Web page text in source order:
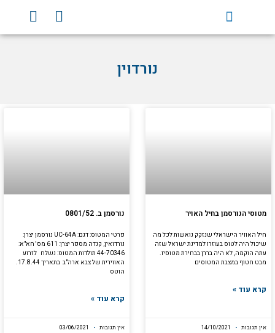
F
a
c
Y
o
u
נורדוין
מטוסי הנורסמן בחיל האויר
חיל האוויר הישראלי שנזקק נואשות לכל מה
שיכול היה לטוס בעוזרו למדינת ישראל שזה
עתה הוקמה, לא היה בררן בבחירת מטוסיו.
מבט חטוף במצבת המטוסים
קרא עוד »
אין תגובות
נורסמן ב. 0801/52
פרטי המטוס: דגם: UC-64A נורסמן יצרן:
נורדואין, קנדה מספר יצרן: 611 מס' חא"א:
44-70346 תולדות המטוס: נשלח לזרוע
האווירית של צבא ארה"ב בתאריך 17.8.44.
הוטס
קרא עוד »
אין תגובות